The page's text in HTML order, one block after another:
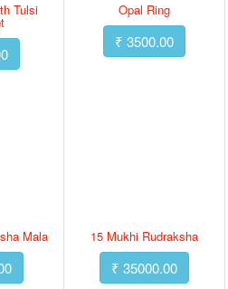
Tulsi Opal Ring
₹ 3500.00
Mala 15 Mukhi Rudraksha
₹ 35000.00